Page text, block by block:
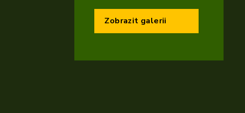
Zobrazit galerii